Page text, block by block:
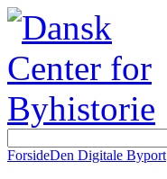
ForsideDen Digitale Byport